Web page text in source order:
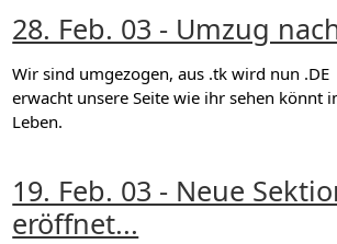
28. Feb. 03 - Umzug
Wir sind umgezogen, aus .tk wird nun .DE
erwacht unsere Seite wie ihr sehen könnt
Leben.
19. Feb. 03 - Neue
eröffnet...